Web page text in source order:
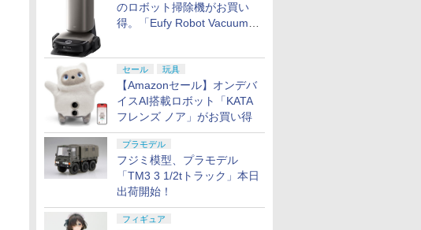
のロボット掃除機がお買い
得。「Eufy Robot Vacuum
セール 玩具
【Amazonセール】オンデバ
イスAI搭載ロボット「KATA
フレンズ ノア」がお買い得
プラモデル
フジミ模型、プラモデル
「TM3 3 1/2tトラック」本日
出荷開始！
フィギュア